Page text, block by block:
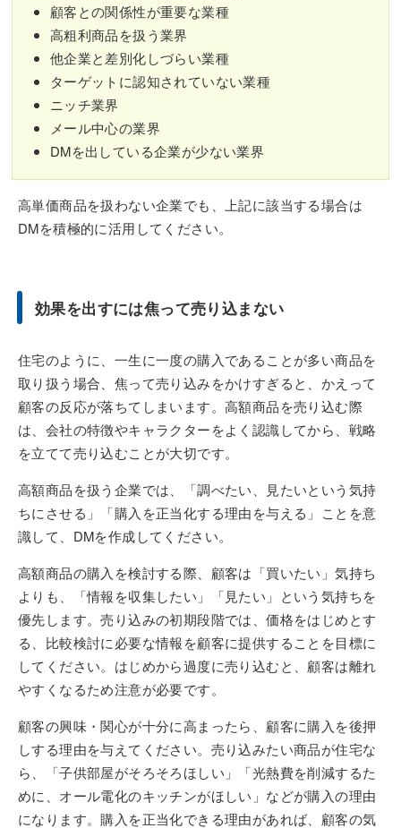
顧客との関係性が重要な業種
高粗利商品を扱う業界
他企業と差別化しづらい業種
ターゲットに認知されていない業種
ニッチ業界
メール中心の業界
DMを出している企業が少ない業界
高単価商品を扱わない企業でも、上記に該当する場合は
DMを積極的に活用してください。
効果を出すには焦って売り込まない
住宅のように、一生に一度の購入であることが多い商品を
取り扱う場合、焦って売り込みをかけすぎると、かえって
顧客の反応が落ちてしまいます。高額商品を売り込む際
は、会社の特徴やキャラクターをよく認識してから、戦略
を立てて売り込むことが大切です。
高額商品を扱う企業では、「調べたい、見たいという気持
ちにさせる」「購入を正当化する理由を与える」ことを意
識して、DMを作成してください。
高額商品の購入を検討する際、顧客は「買いたい」気持ち
よりも、「情報を収集したい」「見たい」という気持ちを
優先します。売り込みの初期段階では、価格をはじめとす
る、比較検討に必要な情報を顧客に提供することを目標に
してください。はじめから過度に売り込むと、顧客は離れ
やすくなるため注意が必要です。
顧客の興味・関心が十分に高まったら、顧客に購入を後押
しする理由を与えてください。売り込みたい商品が住宅な
ら、「子供部屋がそろそろほしい」「光熱費を削減するた
めに、オール電化のキッチンがほしい」などが購入の理由
になります。購入を正当化できる理由があれば、顧客の気